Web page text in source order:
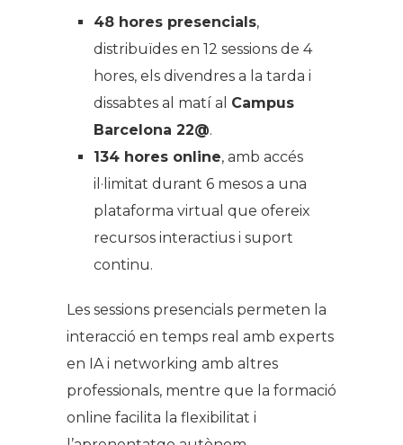
48 hores presencials,
distribuïdes en 12 sessions de 4
hores, els divendres a la tarda i
dissabtes al matí al Campus
Barcelona 22@.
134 hores online, amb accés
il·limitat durant 6 mesos a una
plataforma virtual que ofereix
recursos interactius i suport
continu.
Les sessions presencials permeten la
interacció en temps real amb experts
en IA i networking amb altres
professionals, mentre que la formació
online facilita la flexibilitat i